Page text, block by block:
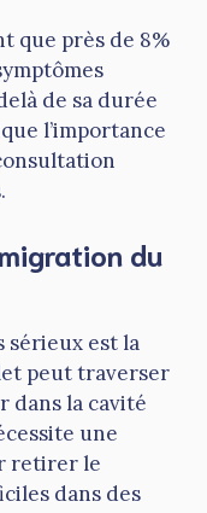
que près de 8%
de sa durée
l’importance
du
sérieux est la
peut traverser
dans la cavité
une
retirer le
dans des